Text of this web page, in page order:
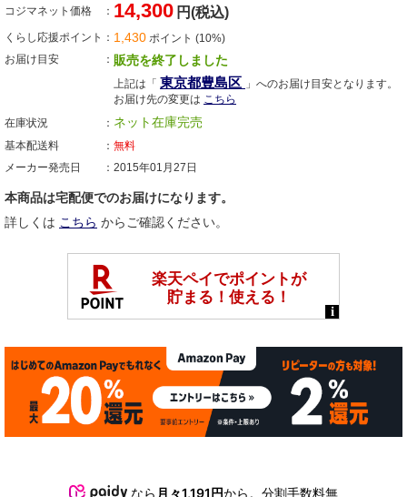
コジマネット価格 14,300 円(税込)
くらし応援ポイント 1,430 ポイント (10%)
お届け目安
販売を終了しました
上記は「 東京都豊島区 」へのお届け目安となります。
お届け先の変更は こちら
在庫状況
ネット在庫完売
基本配送料
無料
メーカー発売日
2015年01月27日
本商品は宅配便でのお届けになります。
詳しくは こちら からご確認ください。
なら 月々1,191円から。分割手数料無